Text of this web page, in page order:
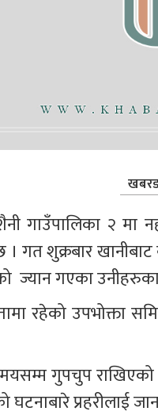
गाउँपालिका २ मा
शुक्रबार खानीबाट
ज्यान गएका
रहेको उपभोक्ता
गुपचुप राखिएको
प्रहरीलाई